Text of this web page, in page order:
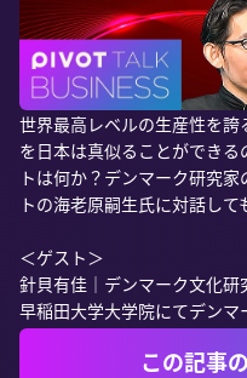
世界最高レベルの生産性を
を日本は真似ることができ
トは何か？デンマーク研究
トの海老原嗣生氏に対話して
＜ゲスト＞
針貝有佳｜デンマーク文化研
早稲田大学大学院にてデンマ
この記事